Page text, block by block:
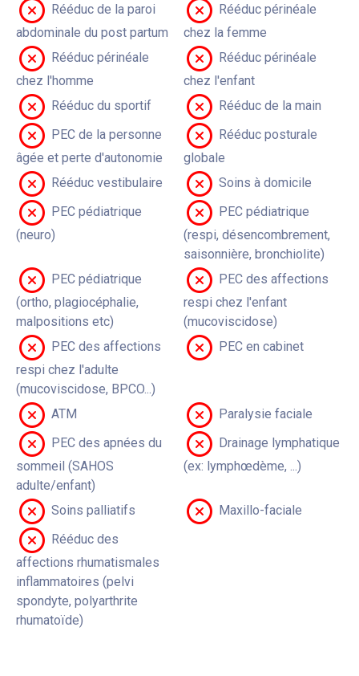
Rééduc de la paroi
abdominale du post partum
Rééduc périnéale
chez la femme
Rééduc périnéale
chez l'homme
Rééduc périnéale
chez l'enfant
Rééduc du sportif
Rééduc de la main
PEC de la personne
âgée et perte d'autonomie
Rééduc posturale
globale
Rééduc vestibulaire
Soins à domicile
PEC pédiatrique
(neuro)
PEC pédiatrique
(respi, désencombrement,
saisonnière, bronchiolite)
PEC pédiatrique
(ortho, plagiocéphalie,
malpositions etc)
PEC des affections
respi chez l'enfant
(mucoviscidose)
PEC des affections
respi chez l'adulte
(mucoviscidose, BPCO...)
PEC en cabinet
ATM
Paralysie faciale
PEC des apnées du
sommeil (SAHOS
adulte/enfant)
Drainage lymphatique
(ex: lymphœdème, ...)
Soins palliatifs
Maxillo-faciale
Rééduc des
affections rhumatismales
inflammatoires (pelvi
spondyte, polyarthrite
rhumatoïde)